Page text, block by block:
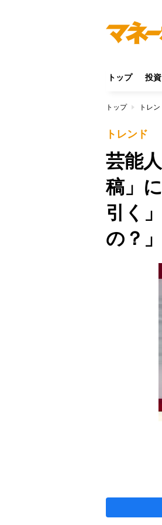
トップ 投資
トップ トレン
トレンド
芸能
稿」
引く
の？」